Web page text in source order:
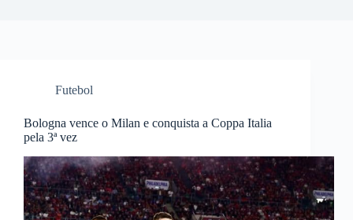
Futebol
Bologna vence o Milan e conquista a Coppa Italia
pela 3ª vez